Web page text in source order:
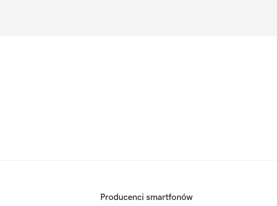
Producenci smartfonów